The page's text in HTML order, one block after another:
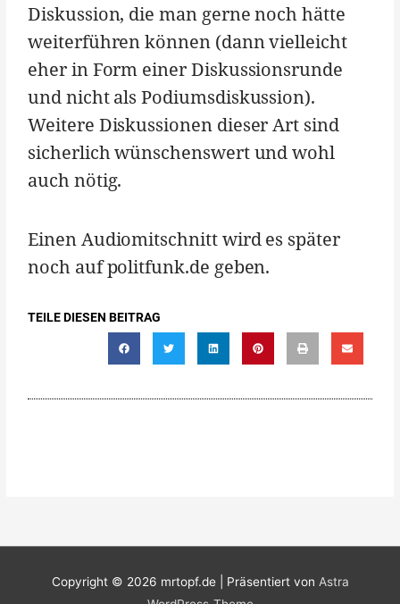
Diskussion, die man gerne noch hätte
weiterführen können (dann vielleicht
eher in Form einer Diskussionsrunde
und nicht als Podiumsdiskussion).
Weitere Diskussionen dieser Art sind
sicherlich wünschenswert und wohl
auch nötig.
Einen Audiomitschnitt wird es später
noch auf politfunk.de geben.
TEILE DIESEN BEITRAG
Copyright © 2026 mrtopf.de| Präsentiert von Astra